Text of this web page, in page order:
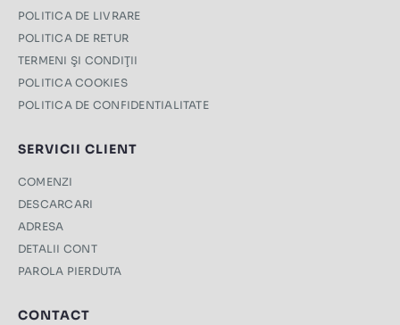
POLITICA DE LIVRARE
POLITICA DE RETUR
TERMENI ŞI CONDIŢII
POLITICA COOKIES
POLITICA DE CONFIDENTIALITATE
SERVICII CLIENT
COMENZI
DESCARCARI
ADRESA
DETALII CONT
PAROLA PIERDUTA
CONTACT